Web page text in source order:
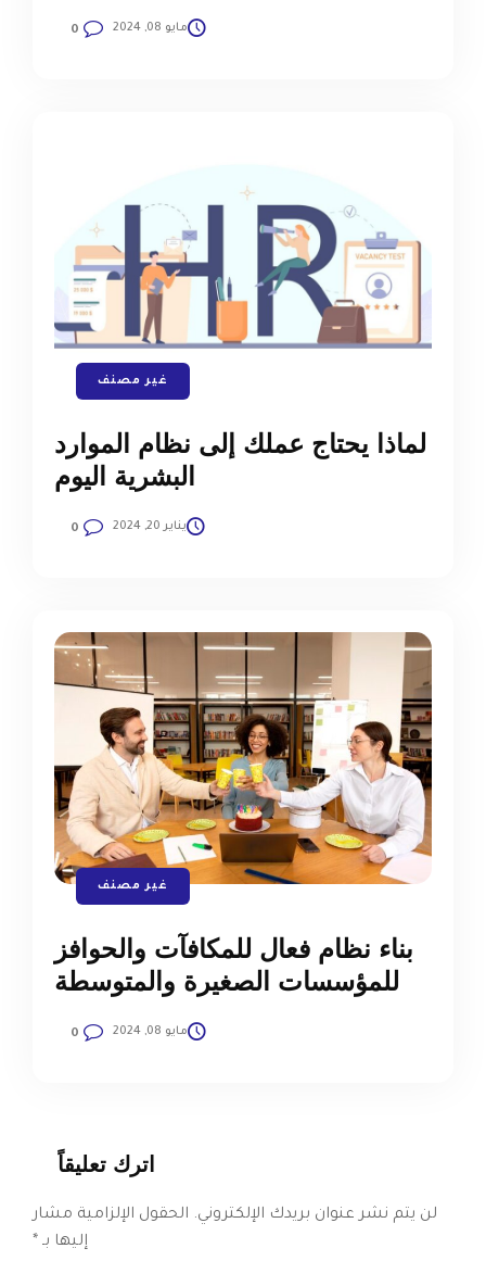
مايو 08, 2024 0
غير مصنف
لماذا يحتاج عملك إلى نظام الموارد
البشرية اليوم
يناير 20, 2024 0
غير مصنف
بناء نظام فعال للمكافآت والحوافز
للمؤسسات الصغيرة والمتوسطة
مايو 08, 2024 0
اترك تعليقاً
لن يتم نشر عنوان بريدك الإلكتروني. الحقول الإلزامية مشار
إليها بـ *